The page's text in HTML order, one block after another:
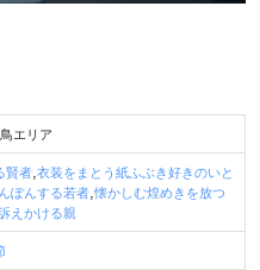
エリア
賢者,衣装をまとう紙ふぶき好きのいと
ぽんする若者,懐かしむ煌めきを放つ
えかける親